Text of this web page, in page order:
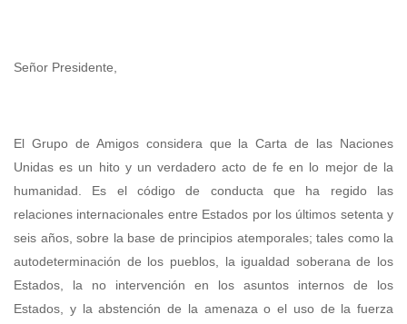
Señor Presidente,
El Grupo de Amigos considera que la Carta de las Naciones
Unidas es un hito y un verdadero acto de fe en lo mejor de la
humanidad. Es el código de conducta que ha regido las
relaciones internacionales entre Estados por los últimos setenta y
seis años, sobre la base de principios atemporales; tales como la
autodeterminación de los pueblos, la igualdad soberana de los
Estados, la no intervención en los asuntos internos de los
Estados, y la abstención de la amenaza o el uso de la fuerza